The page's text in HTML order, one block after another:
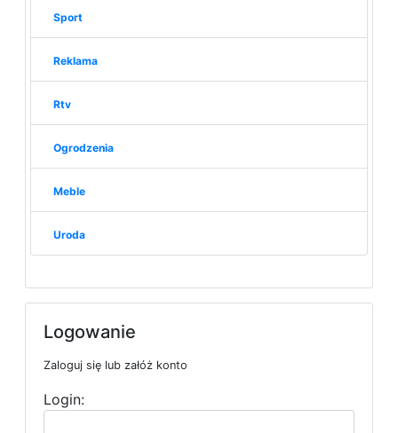
Sport
Reklama
Rtv
Ogrodzenia
Meble
Uroda
Logowanie
Zaloguj się lub załóż konto
Login: